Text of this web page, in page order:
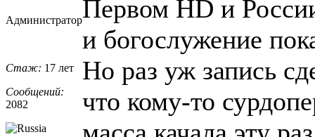
Администратор
Стаж: 17 лет
Сообщений:
2082
Первом HD и
и богослужение
Но раз уж запись
что кому-то